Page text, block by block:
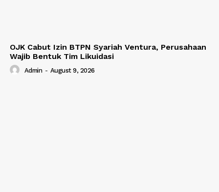
OJK Cabut Izin BTPN Syariah Ventura, Perusahaan
Wajib Bentuk Tim Likuidasi
Admin - August 9, 2026